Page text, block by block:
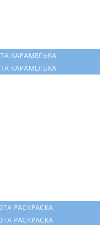
КАРАМЕЛЬКА
КАРАМЕЛЬКА
РАСКРАСКА
РАСКРАСКА